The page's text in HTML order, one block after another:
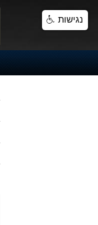
נגישות